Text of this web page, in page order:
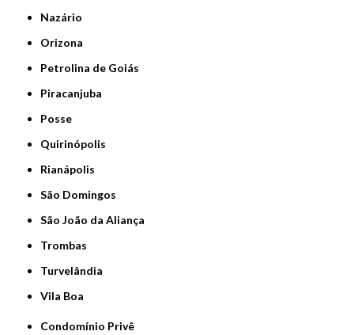
Nazário
Orizona
Petrolina de Goiás
Piracanjuba
Posse
Quirinópolis
Rianápolis
São Domingos
São João da Aliança
Trombas
Turvelândia
Vila Boa
Condomínio Privê